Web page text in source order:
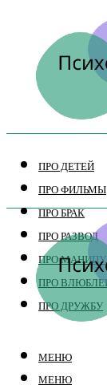
ПРО ДЕТЕЙ
ПРО ФИЛЬМЫ
ПРО БРАК
ПРО РАЗВОД
ПРО
ПРО
ПРО ДРУЖБУ
МЕНЮ
МЕНЮ